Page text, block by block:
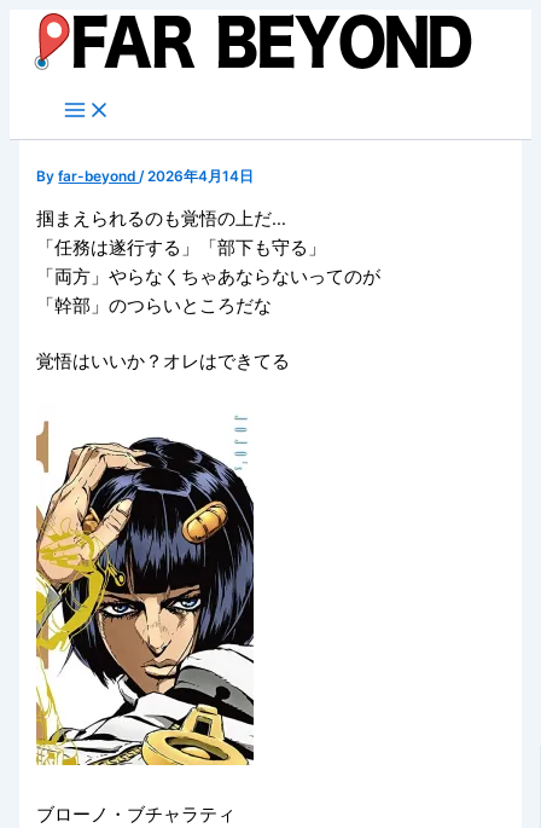
キ
Byfar-beyond/2026年4月14日
掴まえられるのも覚悟の上だ…
「任務は遂行する」「部下も守る」
「両方」やらなくちゃあならないってのが
「幹部」のつらいところだな
覚悟はいいか？オレはできてる
ブローノ・ブチャラティ